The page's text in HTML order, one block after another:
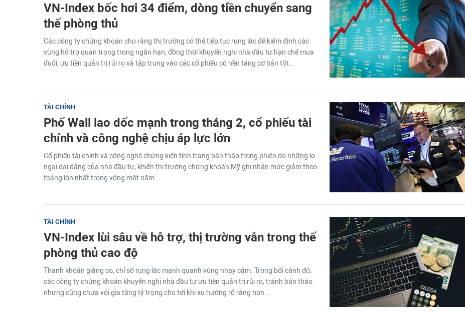
VN-Index bốc hơi 34 điểm, dòng tiền chuyển sang
thế phòng thủ
Các công ty chứng khoán cho rằng thị trường có thể tiếp tục rung lắc để kiểm định các
vùng hỗ trợ quan trọng trong ngắn hạn, đồng thời khuyến nghị nhà đầu tư hạn chế mua
đuổi, ưu tiên quản trị rủi ro và tập trung vào các cổ phiếu có nền tảng cơ bản tốt...
TÀI CHÍNH
Phố Wall lao dốc mạnh trong tháng 2, cổ phiếu tài
chính và công nghệ chịu áp lực lớn
Cổ phiếu tài chính và công nghệ chứng kiến tình trạng bán tháo trong phiên do những lo
ngại dai dẳng của nhà đầu tư, khiến thị trường chứng khoán Mỹ ghi nhận mức giảm theo
tháng lớn nhất trong vòng một năm…
TÀI CHÍNH
VN-Index lùi sâu về hỗ trợ, thị trường vẫn trong thế
phòng thủ cao độ
Thanh khoản giằng co, chỉ số rung lắc mạnh quanh vùng nhạy cảm. Trong bối cảnh đó,
các công ty chứng khoán khuyến nghị nhà đầu tư ưu tiên quản trị rủi ro, tránh bán tháo
nhưng cũng chưa vội gia tăng tỷ trọng cho tới khi xu hướng rõ ràng hơn...